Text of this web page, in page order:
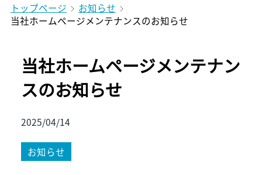
トップページ
お知らせ
当社ホームページメンテナンスのお知らせ
当社ホームページメンテナン
スのお知らせ
2025/04/14
お知らせ